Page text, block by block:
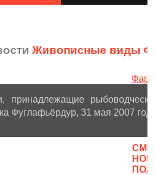
Живописные виды
принадлежащие
Фуглафьёрдур, 31 мая 2007